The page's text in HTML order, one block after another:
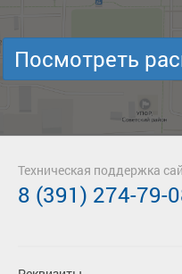
Посмотреть
Техническая поддержка
8 (391) 274-79-